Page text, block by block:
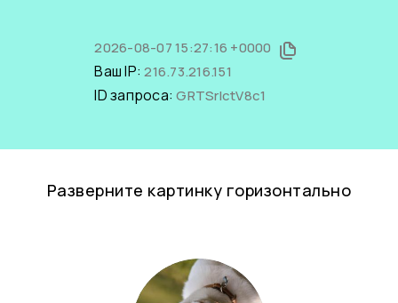
2026-08-07 15:27:16 +0000
Ваш IP:216.73.216.151
ID запроса:GRTSrIctV8c1
Разверните картинку горизонтально